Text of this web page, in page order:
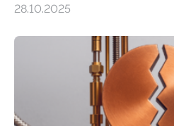
fundamentalen Physik
Messungen verwenden. Das
vermutet, weltweit war nach
Atomkern-Zuständen
einem Team der TU Wien mit
internationaler Partner der
28.10.2025